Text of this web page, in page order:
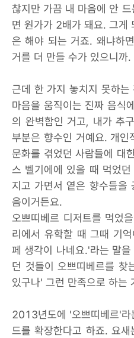
찮지만 가끔 내 마음에 안
면 원가가 2배가 돼요. 그게
은 해야 되는 거죠. 왜냐하
거를 더 만들 수가 있으니까.
근데 한 가지 놓치지 못하
마음을 움직이는 진짜 음식
의 완벽함인 거고, 내가 추
부분은 향수인 거예요. 개인
문화를 겪었던 사람들에 대
스 벨기에에 있을 때 먹었
지고 가면서 옅은 향수들을
음이거든요.
오쁘띠베르 디저트를 먹었
리에서 유학할 때 그때 기
페 생각이 나네요.'라는 말
던 것들이 오쁘띠베르를 찾
있구나' 그런 만족으로 하는
2013년도에 '오쁘띠베르'라
드를 확장한다고 하죠. 요